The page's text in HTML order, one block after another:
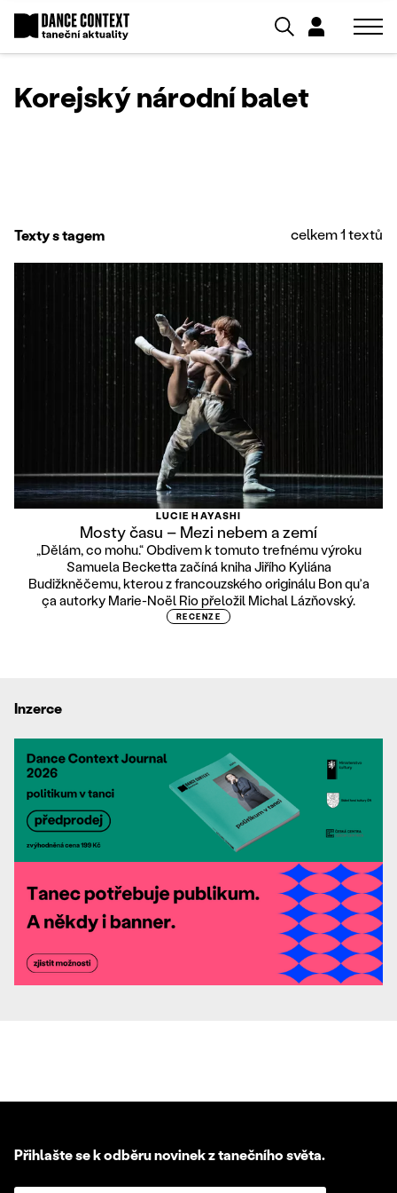
Korejský národní balet
Texty s tagem celkem 1 textů
LUCIE HAYASHI
Mosty času – Mezi nebem a zemí
„Dělám, co mohu.“ Obdivem k tomuto trefnému výroku
Samuela Becketta začíná kniha Jiřího Kyliána
Budižkněčemu, kterou z francouzského originálu Bon quʾa
ça autorky Marie-Noël Rio přeložil Michal Lázňovský.
RECENZE
Inzerce
Přihlašte se k odběru novinek z tanečního světa.